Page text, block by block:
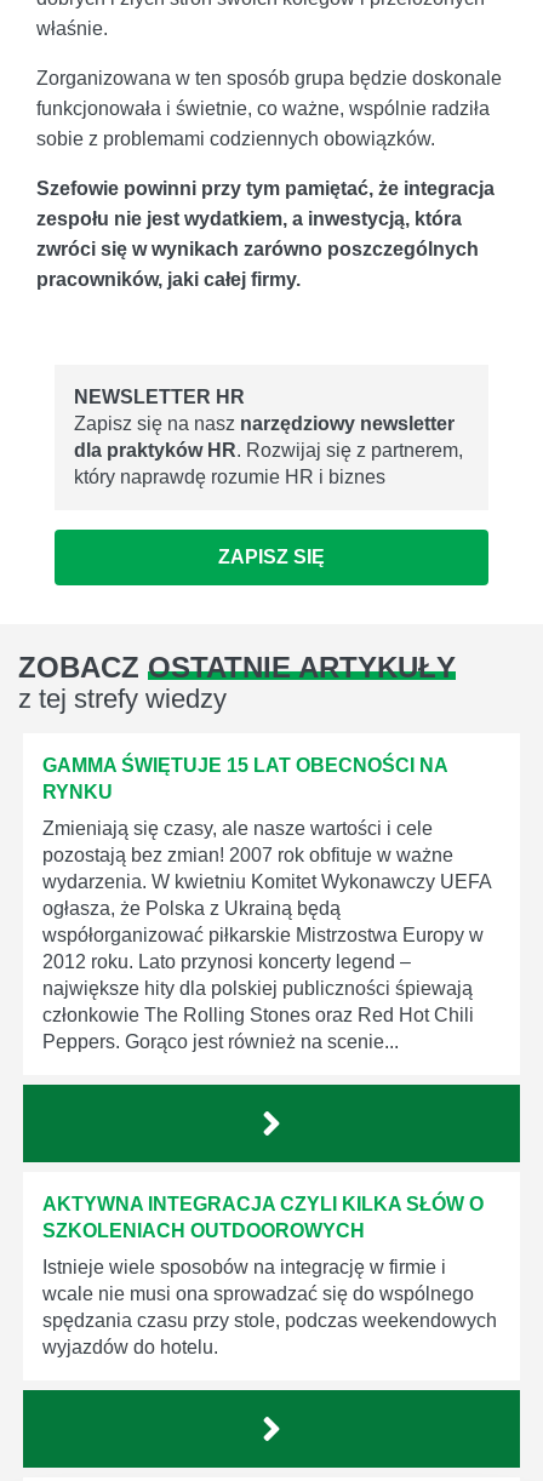
właśnie.
Zorganizowana w ten sposób grupa będzie doskonale
funkcjonowała i świetnie, co ważne, wspólnie radziła
sobie z problemami codziennych obowiązków.
Szefowie powinni przy tym pamiętać, że integracja
zespołu nie jest wydatkiem, a inwestycją, która
zwróci się w wynikach zarówno poszczególnych
pracowników, jaki całej firmy.
NEWSLETTER HR
Zapisz się na nasz narzędziowy newsletter
dla praktyków HR. Rozwijaj się z partnerem,
który naprawdę rozumie HR i biznes
ZAPISZ SIĘ
ZOBACZ OSTATNIE ARTYKUŁY
z tej strefy wiedzy
GAMMA ŚWIĘTUJE 15 LAT OBECNOŚCI NA
RYNKU
Zmieniają się czasy, ale nasze wartości i cele
pozostają bez zmian! 2007 rok obfituje w ważne
wydarzenia. W kwietniu Komitet Wykonawczy UEFA
ogłasza, że Polska z Ukrainą będą
współorganizować piłkarskie Mistrzostwa Europy w
2012 roku. Lato przynosi koncerty legend –
największe hity dla polskiej publiczności śpiewają
członkowie The Rolling Stones oraz Red Hot Chili
Peppers. Gorąco jest również na scenie...
AKTYWNA INTEGRACJA CZYLI KILKA SŁÓW O
SZKOLENIACH OUTDOOROWYCH
Istnieje wiele sposobów na integrację w firmie i
wcale nie musi ona sprowadzać się do wspólnego
spędzania czasu przy stole, podczas weekendowych
wyjazdów do hotelu.